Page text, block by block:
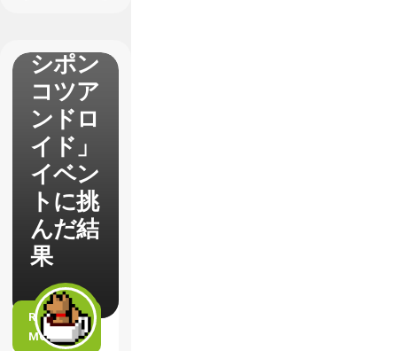
シポン
コツア
ンドロ
イド」
イベン
トに挑
んだ結
果
READ
MORE